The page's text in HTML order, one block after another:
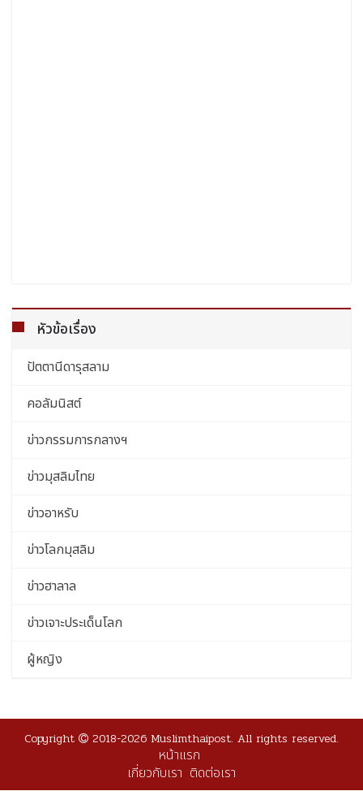
หัวข้อเรื่อง
ปัตตานีดารุสลาม
คอลัมนิสต์
ข่าวกรรมการกลางฯ
ข่าวมุสลิมไทย
ข่าวอาหรับ
ข่าวโลกมุสลิม
ข่าวฮาลาล
ข่าวเจาะประเด็นโลก
ผู้หญิง